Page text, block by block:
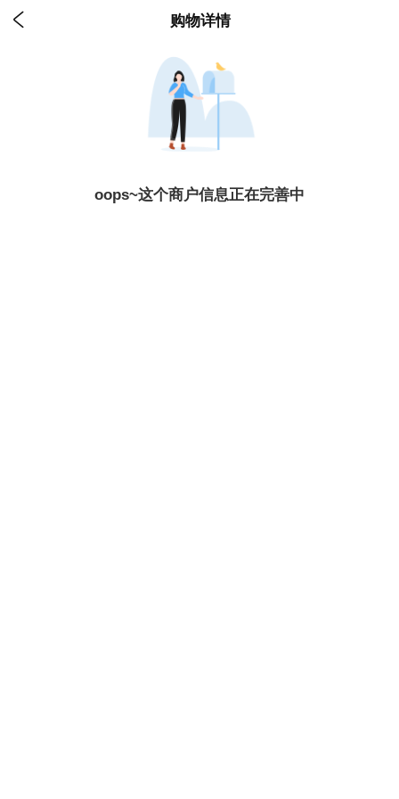
 购物详情
oops~这个商户信息正在完善中